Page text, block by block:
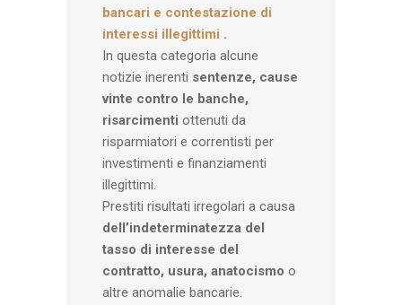
bancari e contestazione di
interessi illegittimi .
In questa categoria alcune
notizie inerenti sentenze, cause
vinte contro le banche,
risarcimenti ottenuti da
risparmiatori e correntisti per
investimenti e finanziamenti
illegittimi.
Prestiti risultati irregolari a causa
dell’indeterminatezza del
tasso di interesse del
contratto, usura, anatocismo o
altre anomalie bancarie.